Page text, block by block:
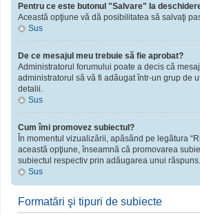
Pentru ce este butonul "Salvare" la
Această opţiune vă dă posibilitatea să salvaţi
Sus
De ce mesajul meu trebuie să fie aprobat?
Administratorul forumului poate a decis că
administratorul să vă fi adăugat într-un grup de
detalii.
Sus
Cum îmi promovez subiectul?
În momentul vizualizării, apăsând pe legătura
această opţiune, înseamnă că promovarea
subiectul respectiv prin adăugarea unui
Sus
Formatări şi tipuri de subiecte